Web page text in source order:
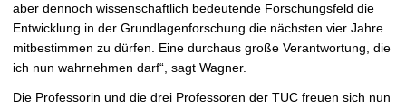
aber dennoch wissenschaftlich bedeutende Forschungsfeld die
Entwicklung in der Grundlagenforschung die nächsten vier Jahre
mitbestimmen zu dürfen. Eine durchaus große Verantwortung, die
ich nun wahrnehmen darf“, sagt Wagner.
Die Professorin und die drei Professoren der TUC freuen sich nun